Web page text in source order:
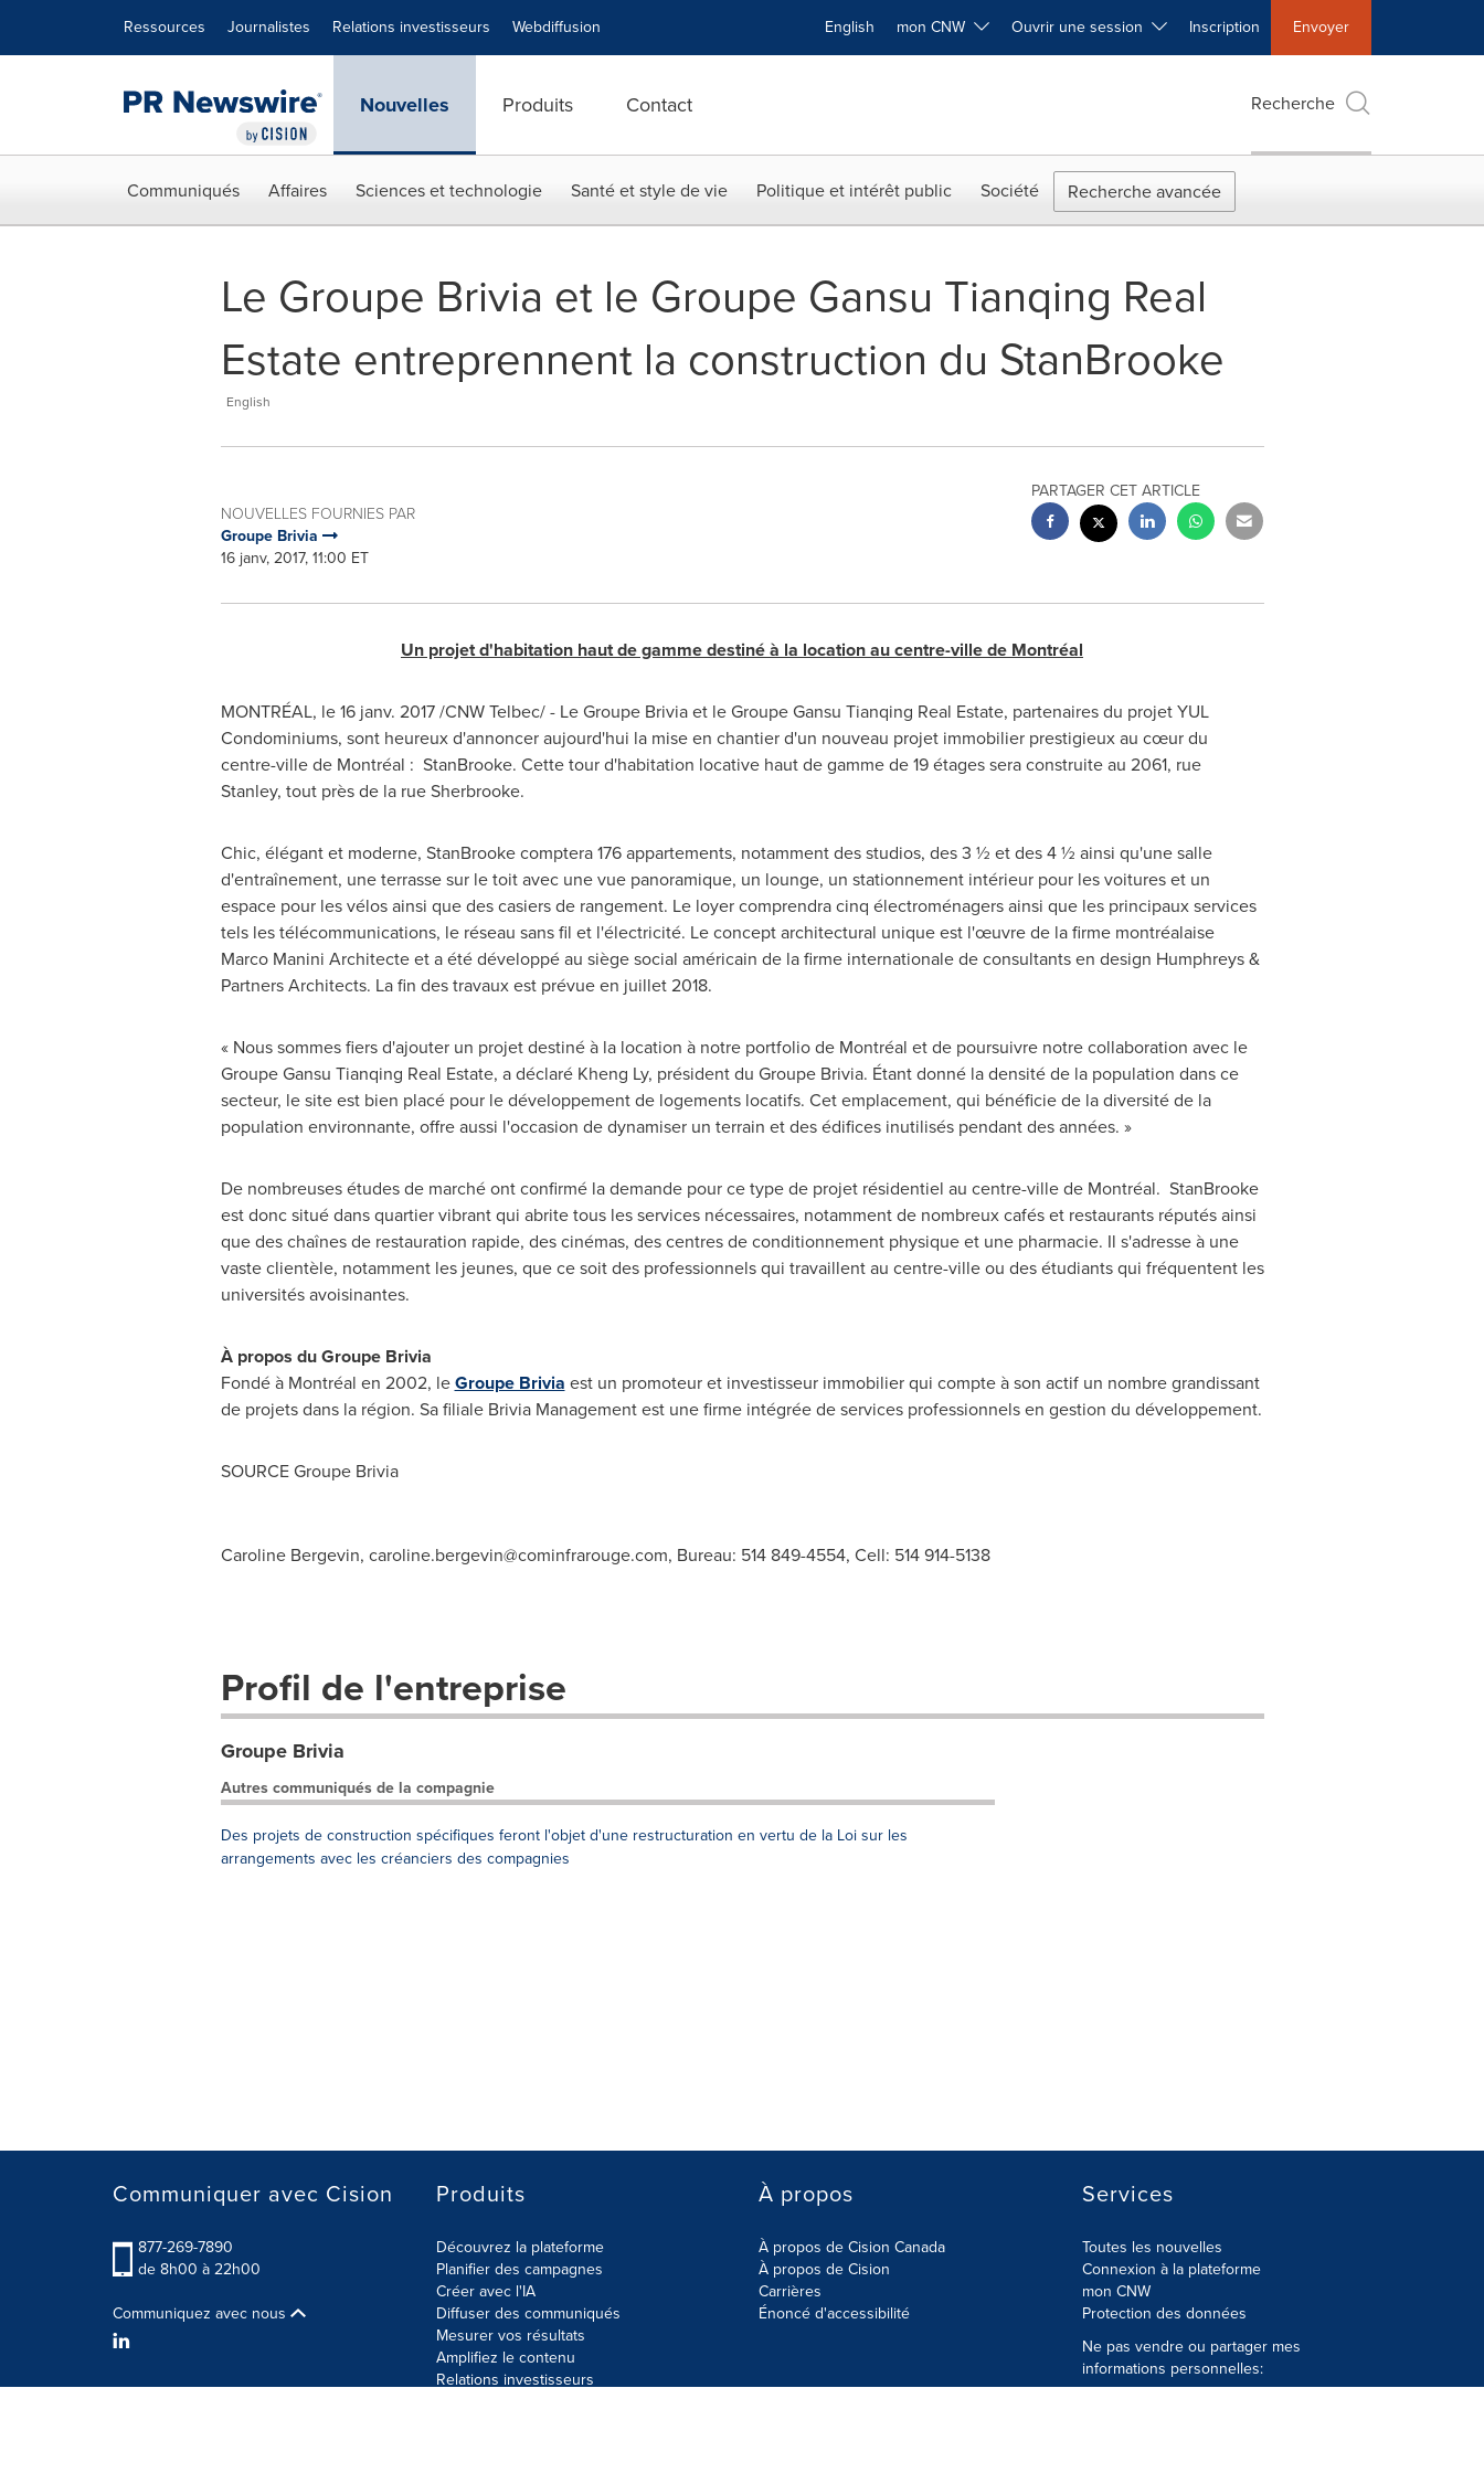
Ressources Journalistes Relations investisseurs Webdiffusion English mon CNW Ouvrir une session Inscription Envoyer
Nouvelles Produits Contact Recherche
Communiqués Affaires Sciences et technologie Santé et style de vie Politique et intérêt public Société Recherche avancée
Le Groupe Brivia et le Groupe Gansu Tianqing Real
Estate entreprennent la construction du StanBrooke
English
NOUVELLES FOURNIES PAR
Groupe Brivia
16 janv, 2017, 11:00 ET
PARTAGER CET ARTICLE
Un projet d'habitation haut de gamme destiné à la location au centre-ville de Montréal
MONTRÉAL, le 16 janv. 2017 /CNW Telbec/ - Le Groupe Brivia et le Groupe Gansu Tianqing Real Estate, partenaires du projet YUL
Condominiums, sont heureux d'annoncer aujourd'hui la mise en chantier d'un nouveau projet immobilier prestigieux au cœur du
centre-ville de Montréal : StanBrooke. Cette tour d'habitation locative haut de gamme de 19 étages sera construite au 2061, rue
Stanley, tout près de la rueSherbrooke.
Chic, élégant et moderne, StanBrooke comptera 176 appartements, notamment des studios, des 3 ½ et des 4 ½ ainsi qu'une salle
d'entraînement, une terrasse sur le toit avec une vue panoramique, un lounge, un stationnement intérieur pour les voitures et un
espace pour les vélos ainsi que des casiers de rangement. Le loyer comprendra cinq électroménagers ainsi que les principaux services
tels les télécommunications, le réseau sans fil et l'électricité. Le concept architectural unique est l'œuvre de la firme montréalaise
Marco Manini Architecte et a été développé au siège social américain de la firme internationale de consultants en design Humphreys &
Partners Architects. La fin des travaux est prévue en juillet 2018.
« Nous sommes fiers d'ajouter un projet destiné à la location à notre portfolio de Montréal et de poursuivre notre collaboration avec le
Groupe Gansu Tianqing Real Estate, a déclaré Kheng Ly, président du Groupe Brivia. Étant donné la densité de la population dans ce
secteur, le site est bien placé pour le développement de logements locatifs. Cet emplacement, qui bénéficie de la diversité de la
population environnante, offre aussi l'occasion de dynamiser un terrain et des édifices inutilisés pendant des années. »
De nombreuses études de marché ont confirmé la demande pour ce type de projet résidentiel au centre-ville de Montréal. StanBrooke
est donc situé dans quartier vibrant qui abrite tous les services nécessaires, notamment de nombreux cafés et restaurants réputés ainsi
que des chaînes de restauration rapide, des cinémas, des centres de conditionnement physique et une pharmacie. Il s'adresse à une
vaste clientèle, notamment les jeunes, que ce soit des professionnels qui travaillent au centre-ville ou des étudiants qui fréquentent les
universités avoisinantes.
À propos du Groupe Brivia
Fondé à Montréal en 2002, leGroupe Brivia est un promoteur et investisseur immobilier qui compte à son actif un nombre grandissant
de projets dans la région. Sa filiale Brivia Management est une firme intégrée de services professionnels en gestion du développement.
SOURCE Groupe Brivia
Caroline Bergevin, caroline.bergevin@cominfrarouge.com, Bureau: 514 849-4554, Cell: 514 914-5138
Profil de l'entreprise
Groupe Brivia
Autres communiqués de la compagnie
Des projets de construction spécifiques feront l'objet d'une restructuration en vertu de la Loi sur les
arrangements avec les créanciers des compagnies
Communiquer avec Cision
877-269-7890
de 8h00 à 22h00
Communiquez avec nous
Produits
Découvrez la plateforme
Planifier des campagnes
Créer avec l'IA
Diffuser des communiqués
Mesurer vos résultats
Amplifiez le contenu
Relations investisseurs
À propos
À propos de Cision Canada
À propos de Cision
Carrières
Énoncé d'accessibilité
Services
Toutes les nouvelles
Connexion à la plateforme
mon CNW
Protection des données
Ne pas vendre ou partager mes
informations personnelles: